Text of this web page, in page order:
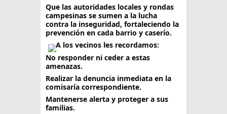
Que las autoridades locales y rondas
campesinas se sumen a la lucha
contra la inseguridad, fortaleciendo la
prevención en cada barrio y caserío.
A los vecinos les recordamos:
No responder ni ceder a estas
amenazas.
Realizar la denuncia inmediata en la
comisaría correspondiente.
Mantenerse alerta y proteger a sus
familias.